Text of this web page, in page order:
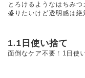
とろけるようなはちみ
盛りたいけど透明感は
1.1日使い捨て
面倒なケア不要！1日使